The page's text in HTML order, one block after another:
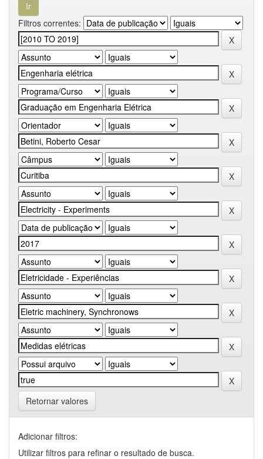
Filtros correntes:
Retornar valores
Adicionar filtros:
Utilizar filtros para refinar o resultado de busca.